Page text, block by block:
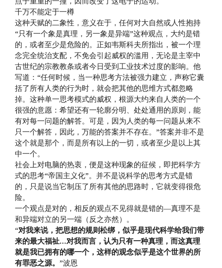
千万不能定于一樽
这种天赋的二象性，意义在于，任何对大自然或人性抱持
“只有一个象是真理，另一象是异端”这种观点，大约是错
的，或者至少是危险的。正如韦斯科夫所指出，被一个理
念完全统治支配，不免会引起威权的滥用，无论是主宰中
古世纪的宗教教条或者今日受到工业技术过度的影响。他
写道：“任何时候，当一种思考方法被强力建立，声称它囊
括了所有人类的行为时，就会把其他的思维方式都忽略
掉。这种单一思考模式的威权，根源大约来自人类的一个
很强的意愿：希望还有一轮廓分明、处处通用的原则，能
有对每一问题的解答。可是，因为人类的每一问题从来不
只一个解答，因此，万能的答案并不存在。”答案并非不是
这个就是那个，而是所有以上的一切，或者至少是以上其
中一个。
社会上对电脑的热衷，便是这种现象的征候，即把科学方
式的思考“帝国主义化”。并不是说科学的思考方式是错
的，只是说当它制压了所有其他的思路时，它就变得很危
险。
一个观点是对的，相反的观点不见得就是错的—真理不是
和异端对立的另一端（反之亦然）。
“对我来说，把思想的规则松绑，似乎是现代科学给我们带
来的最大福祉…对我而言，认为只有一种真理，而这真理
就是我已拥有的哪一个，这样的观念似乎是这个世界的所
有罪恶之源。 ”波恩